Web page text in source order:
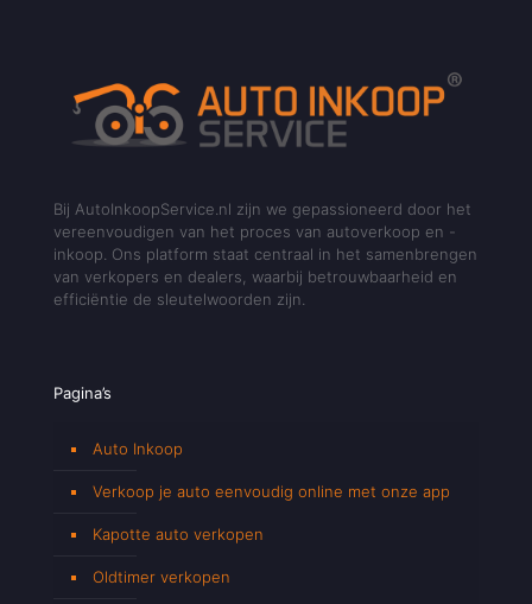
Bij AutoInkoopService.nl zijn we gepassioneerd door het
vereenvoudigen van het proces van autoverkoop en -
inkoop. Ons platform staat centraal in het samenbrengen
van verkopers en dealers, waarbij betrouwbaarheid en
efficiëntie de sleutelwoorden zijn.
Pagina’s
Auto Inkoop
Verkoop je auto eenvoudig online met onze app
Kapotte auto verkopen
Oldtimer verkopen